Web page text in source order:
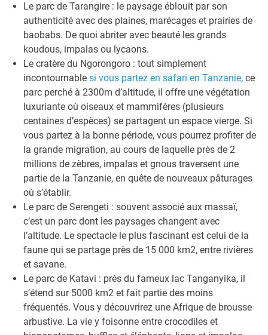
Le parc de Tarangire : le paysage éblouit par son
authenticité avec des plaines, marécages et prairies de
baobabs. De quoi abriter avec beauté les grands
koudous, impalas ou lycaons.
Le cratère du Ngorongoro : tout simplement
incontournablesi vous partez en safari en Tanzanie, ce
parc perché à 2300m d’altitude, il offre une végétation
luxuriante où oiseaux et mammifères (plusieurs
centaines d’espèces) se partagent un espace vierge. Si
vous partez à la bonne période, vous pourrez profiter de
la grande migration, au cours de laquelle près de 2
millions de zèbres, impalas et gnous traversent une
partie de la Tanzanie, en quête de nouveaux pâturages
où s’établir.
Le parc de Serengeti : souvent associé aux massaï,
c’est un parc dont les paysages changent avec
l’altitude. Le spectacle le plus fascinant est celui de la
faune qui se partage près de 15 000 km2, entre rivières
et savane.
Le parc de Katavi : près du fameux lac Tanganyika, il
s’étend sur 5000 km2 et fait partie des moins
fréquentés. Vous y découvrirez une Afrique de brousse
arbustive. La vie y foisonne entre crocodiles et